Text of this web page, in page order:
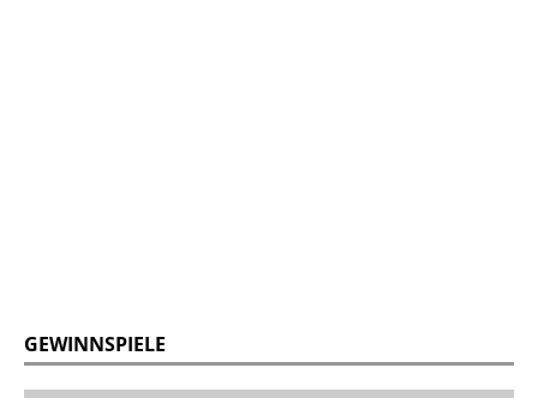
GEWINNSPIELE